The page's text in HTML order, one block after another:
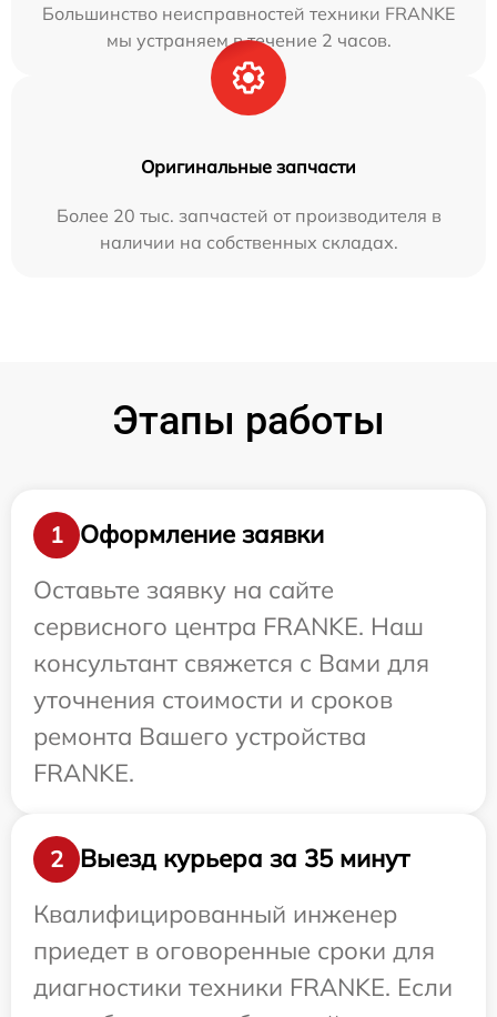
Большинство неисправностей техники FRANKE
мы устраняем в течение 2 часов.
Оригинальные запчасти
Более 20 тыс. запчастей от производителя в
наличии на собственных складах.
Этапы работы
1
Оформление заявки
Оставьте заявку на сайте
сервисного центра FRANKE. Наш
консультант свяжется с Вами для
уточнения стоимости и сроков
ремонта Вашего устройства
FRANKE.
2
Выезд курьера за 35 минут
Квалифицированный инженер
приедет в оговоренные сроки для
диагностики техники FRANKE. Если